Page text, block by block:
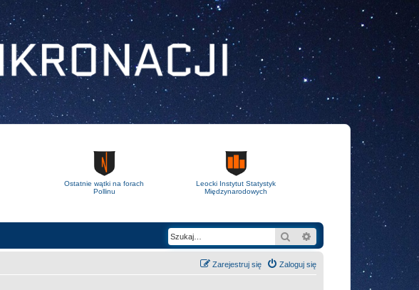
Ostatnie wątki na forach
Pollinu
Leocki Instytut Statystyk
Międzynarodowych
Szukaj Wyszukiwanie
Zaloguj się
Zarejestruj się